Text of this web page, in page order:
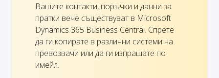
Вашите контакти, поръчки и данни за
пратки вече съществуват в Microsoft
Dynamics 365 Business Central. Спрете
да ги копирате в различни системи на
превозвачи или да ги изпращате по
имейл.